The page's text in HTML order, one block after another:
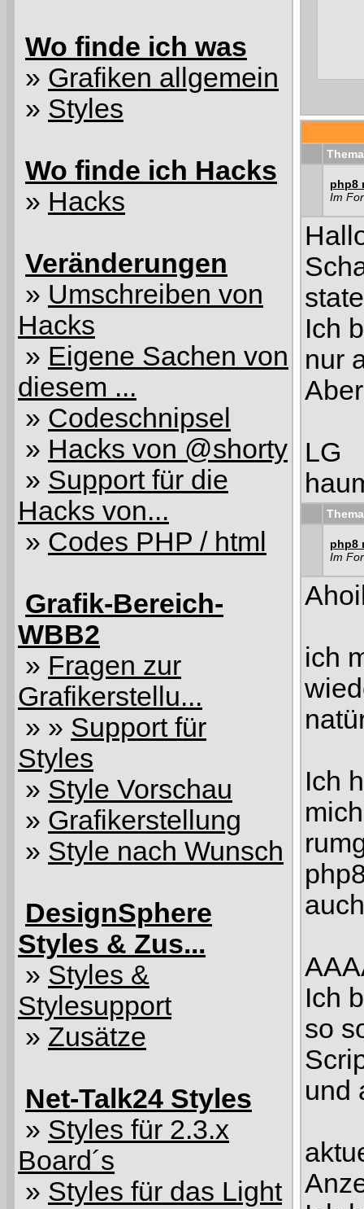
Wo finde ich was
» Grafiken allgemein
» Styles
Wo finde ich Hacks
» Hacks
Veränderungen
» Umschreiben von
Hacks
» Eigene Sachen von
diesem ...
» Codeschnipsel
» Hacks von @shorty
» Support für die
Hacks von...
» Codes PHP / html
Grafik-Bereich-
WBB2
» Fragen zur
Grafikerstellu...
» » Support für
Styles
» Style Vorschau
» Grafikerstellung
» Style nach Wunsch
DesignSphere
Styles & Zus...
» Styles &
Stylesupport
» Zusätze
Net-Talk24 Styles
» Styles für 2.3.x
Board´s
» Styles für das Light
Thema
php8
Im
Ich
nur
LG
Thema
php8
Im
ich
Ich
Ich
so
und